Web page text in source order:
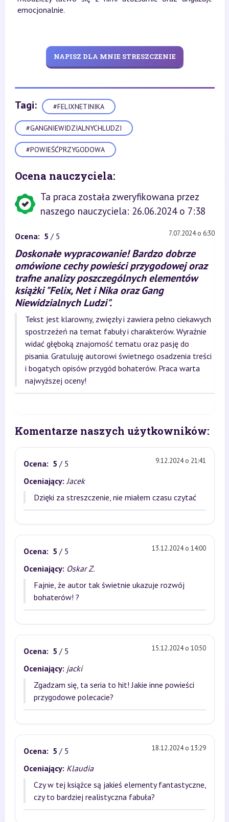
emocjonalnie.
NAPISZ DLA MNIE STRESZCZENIE
Tagi: #FELIXNETINIKA
#GANGNIEWIDZIALNYCHLUDZI
#POWIEŚĆPRZYGODOWA
Ocena nauczyciela:
Ta praca została zweryfikowana przez
naszego nauczyciela: 26.06.2024 o 7:38
Ocena: 5 / 5 7.07.2024 o 6:30
Doskonałe wypracowanie! Bardzo dobrze
omówione cechy powieści przygodowej oraz
trafne analizy poszczególnych elementów
książki "Felix, Net i Nika oraz Gang
Niewidzialnych Ludzi".
Tekst jest klarowny, zwięzły i zawiera pełno ciekawych
spostrzeżeń na temat fabuły i charakterów. Wyraźnie
widać głęboką znajomość tematu oraz pasję do
pisania. Gratuluję autorowi świetnego osadzenia treści
i bogatych opisów przygód bohaterów. Praca warta
najwyższej oceny!
Komentarze naszych użytkowników:
Ocena: 5 / 5 9.12.2024 o 21:41
Oceniający: Jacek
Dzięki za streszczenie, nie miałem czasu czytać
Ocena: 5 / 5 13.12.2024 o 14:00
Oceniający: Oskar Z.
Fajnie, że autor tak świetnie ukazuje rozwój
bohaterów! ?
Ocena: 5 / 5 15.12.2024 o 10:50
Oceniający: jacki
Zgadzam się, ta seria to hit! Jakie inne powieści
przygodowe polecacie?
Ocena: 5 / 5 18.12.2024 o 13:29
Oceniający: Klaudia
Czy w tej książce są jakieś elementy fantastyczne,
czy to bardziej realistyczna fabuła?